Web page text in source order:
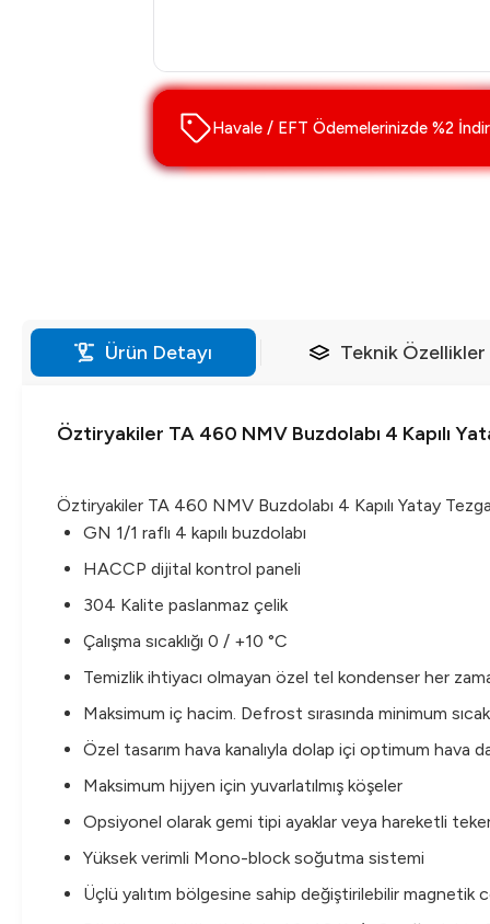
Havale / EFT Ödemelerinizde %2
Ürün Detayı Teknik Özellikler
Öztiryakiler TA 460 NMV Buzdolabı 4 Kapılı
Öztiryakiler TA 460 NMV Buzdolabı 4 Kapılı Yatay
GN 1/1 raflı 4 kapılı buzdolabı
HACCP dijital kontrol paneli
304 Kalite paslanmaz çelik
Çalışma sıcaklığı 0 / +10 °C
Temizlik ihtiyacı olmayan özel tel kondenser her
Maksimum iç hacim. Defrost sırasında minimum
Özel tasarım hava kanalıyla dolap içi optimum hava
Maksimum hijyen için yuvarlatılmış köşeler
Opsiyonel olarak gemi tipi ayaklar veya hareketli
Yüksek verimli Mono-block soğutma sistemi
Üçlü yalıtım bölgesine sahip değiştirilebilir magnetik